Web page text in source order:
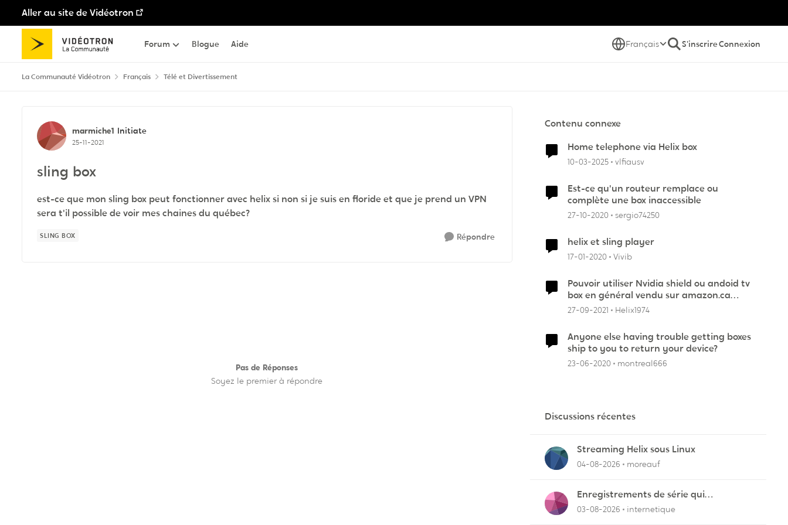
Aller au site de Vidéotron
Passer au contenu
Forum Blogue Aide Français S'inscrireConnexion
La Communauté Vidéotron Français Télé et Divertissement
Discussion de forum
marmiche1 Initiate
25-11-2021
sling box
est-ce que mon sling box peut fonctionner avec helix si non si je suis en floride et que je prend un VPN
sera t'il possible de voir mes chaines du québec?
SLING BOX Répondre
Pas de Réponses
Soyez le premier à répondre
Contenu connexe
Home telephone via Helix box
10-03-2025 vlfiausv
Est-ce qu'un routeur remplace ou
complète une box inaccessible
27-10-2020 sergio74250
helix et sling player
17-01-2020 Vivib
Pouvoir utiliser Nvidia shield ou andoid tv
box en général vendu sur amazon.ca
avec app helix!
27-09-2021 Helix1974
Anyone else having trouble getting boxes
ship to you to return your device?
23-06-2020 montreal666
Discussions récentes
Streaming Helix sous Linux
04-08-2026 moreauf
Enregistrements de série qui
cafouillent
03-08-2026 internetique